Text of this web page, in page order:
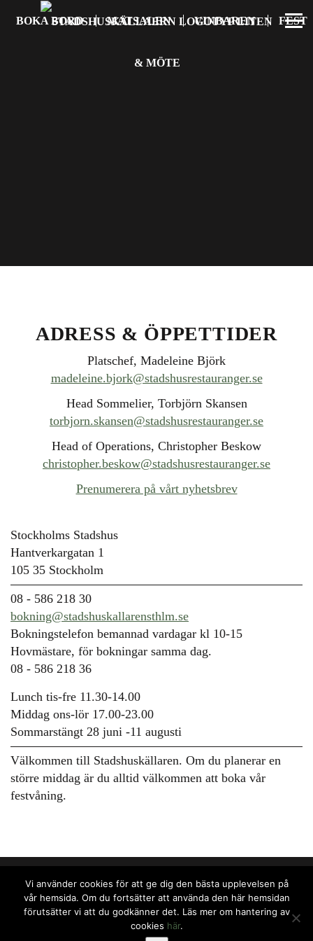
BOKA BORD MATSALEN VINBAREN FEST
& MÖTE
ADRESS & ÖPPETTIDER
Platschef, Madeleine Björk
madeleine.bjork@stadshusrestauranger.se
Head Sommelier, Torbjörn Skansen
torbjorn.skansen@stadshusrestauranger.se
Head of Operations, Christopher Beskow
christopher.beskow@stadshusrestauranger.se
Prenumerera på vårt nyhetsbrev
Stockholms Stadshus
Hantverkargatan 1
105 35 Stockholm
08 - 586 218 30
bokning@stadshuskallarensthlm.se
Bokningstelefon bemannad vardagar kl 10-15
Hovmästare, för bokningar samma dag.
08 - 586 218 36
Lunch tis-fre 11.30-14.00
Middag ons-lör 17.00-23.00
Sommarstängt 28 juni -11 augusti
Välkommen till Stadshuskällaren. Om du planerar en
större middag är du alltid välkommen att boka vår
festvåning.
Vi använder cookies för att ge dig den bästa upplevelsen på
vår hemsida. Om du fortsätter att använda den här hemsidan
förutsätter vi att du godkänner det. Läs mer om hantering av
cookies här.